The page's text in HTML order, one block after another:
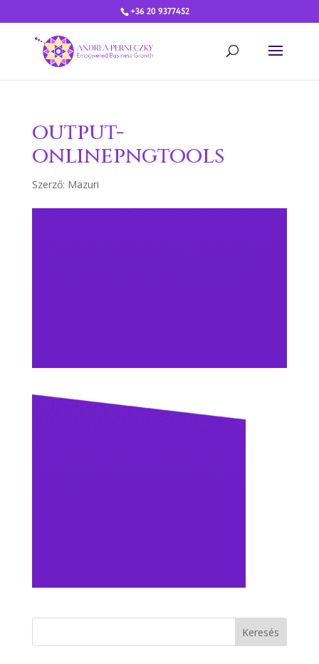
+36 20 9377452
output-
onlinepngtools
Szerző: Mazuri